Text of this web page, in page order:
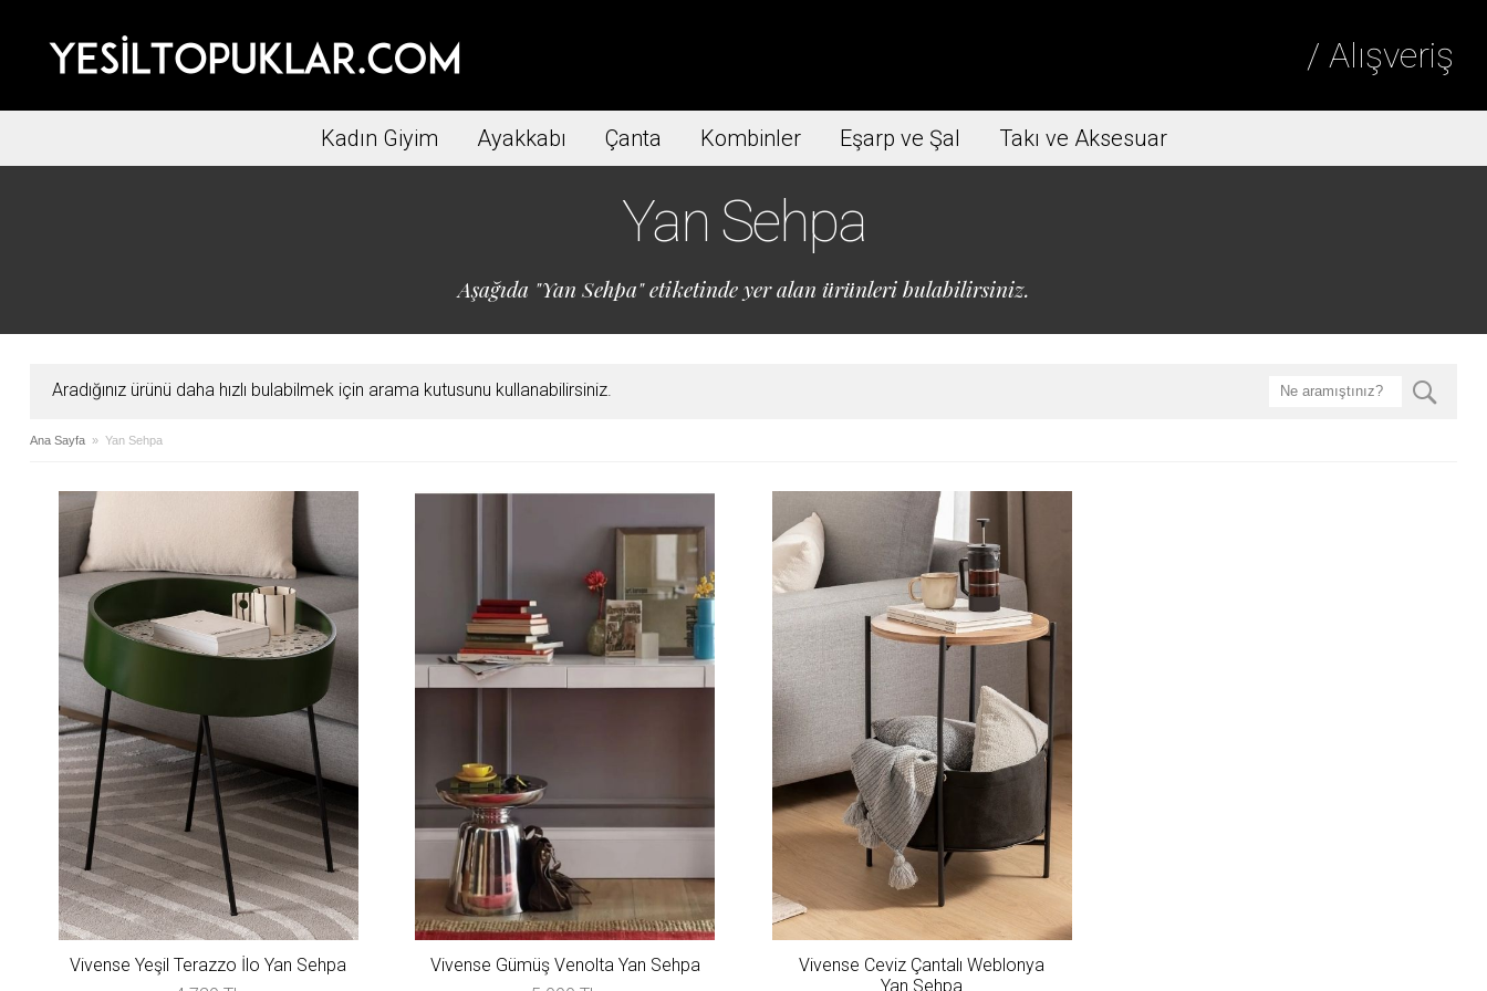
/ Alışveriş
Kadın Giyim Ayakkabı Çanta Kombinler Eşarp ve Şal Takı ve Aksesuar
Yan Sehpa
Aşağıda "Yan Sehpa" etiketinde yer alan ürünleri bulabilirsiniz.
Aradığınız ürünü daha hızlı bulabilmek için arama kutusunu kullanabilirsiniz.
Ana Sayfa» Yan Sehpa
Vivense Yeşil Terazzo İlo Yan Sehpa
Vivense Gümüş Venolta Yan Sehpa
Vivense Ceviz Çantalı Weblonya
Yan Sehpa